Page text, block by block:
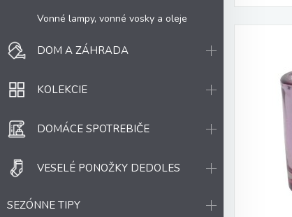
Vonné lampy, vonné vosky a oleje
DOM A ZÁHRADA
KOLEKCIE
DOMÁCE SPOTREBIČE
VESELÉ PONOŽKY DEDOLES
SEZÓNNE TIPY